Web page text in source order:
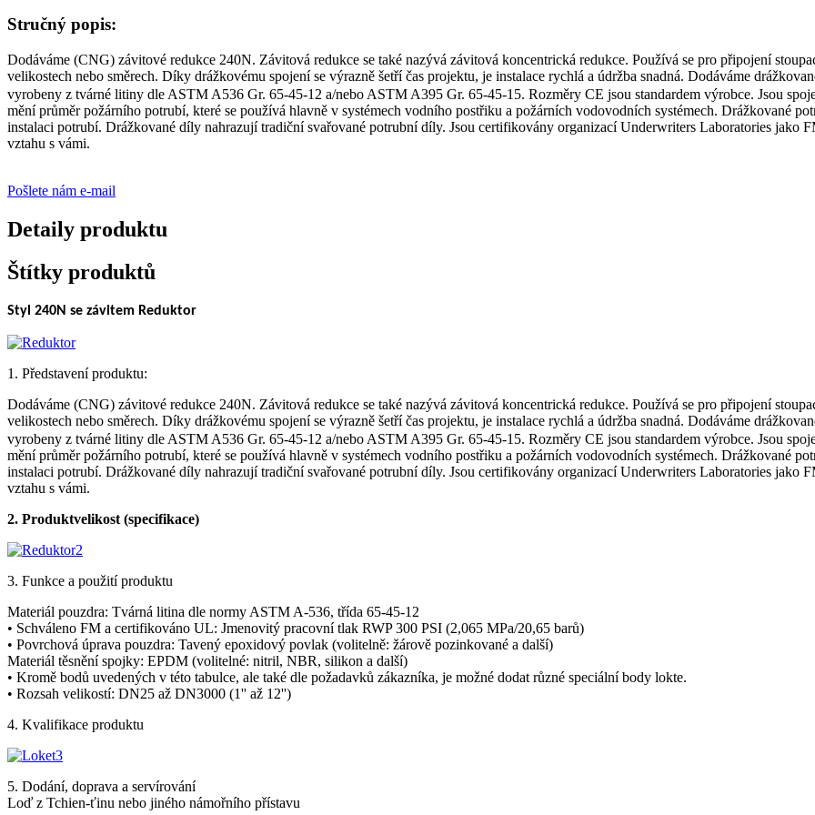
Stručný popis:
Dodáváme (CNG) závitové redukce 240N. Závitová redukce se také nazývá závitová koncentrická redukce. Používá se pro připojení
velikostech nebo směrech. Díky drážkovému spojení se výrazně šetří čas projektu, je instalace rychlá a údržba snadná. Dodáváme
vyrobeny z tvárné litiny dle ASTM A536 Gr. 65-45-12 a/nebo ASTM A395 Gr. 65-45-15. Rozměry CE jsou standardem výrobce. Jsou
mění průměr požárního potrubí, které se používá hlavně v systémech vodního postřiku a požárních vodovodních systémech. Drážkované
instalaci potrubí. Drážkované díly nahrazují tradiční svařované potrubní díly. Jsou certifikovány organizací Underwriters Laboratories jako
vztahu s vámi.
Pošlete nám e-mail
Detaily produktu
Štítky produktů
Styl 240N se závitem Reduktor
1. Představení produktu:
Dodáváme (CNG) závitové redukce 240N. Závitová redukce se také nazývá závitová koncentrická redukce. Používá se pro připojení
velikostech nebo směrech. Díky drážkovému spojení se výrazně šetří čas projektu, je instalace rychlá a údržba snadná. Dodáváme
vyrobeny z tvárné litiny dle ASTM A536 Gr. 65-45-12 a/nebo ASTM A395 Gr. 65-45-15. Rozměry CE jsou standardem výrobce. Jsou
mění průměr požárního potrubí, které se používá hlavně v systémech vodního postřiku a požárních vodovodních systémech. Drážkované
instalaci potrubí. Drážkované díly nahrazují tradiční svařované potrubní díly. Jsou certifikovány organizací Underwriters Laboratories jako
vztahu s vámi.
2. Produktvelikost (specifikace)
3. Funkce a použití produktu
Materiál pouzdra: Tvárná litina dle normy ASTM A-536, třída 65-45-12
• Schváleno FM a certifikováno UL: Jmenovitý pracovní tlak RWP 300 PSI (2,065 MPa/20,65 barů)
• Povrchová úprava pouzdra: Tavený epoxidový povlak (volitelně: žárově pozinkované a další)
Materiál těsnění spojky: EPDM (volitelné: nitril, NBR, silikon a další)
• Kromě bodů uvedených v této tabulce, ale také dle požadavků zákazníka, je možné dodat různé speciální body lokte.
• Rozsah velikostí: DN25 až DN3000 (1'' až 12'')
4. Kvalifikace produktu
5. Dodání, doprava a servírování
Loď z Tchien-ťinu nebo jiného námořního přístavu